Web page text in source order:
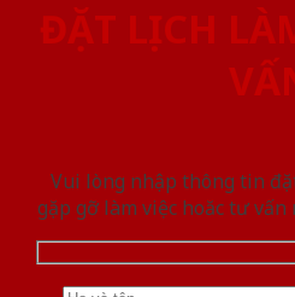
ĐẶT LỊCH
Vui lòng nhập thông tin
gặp gỡ làm việc hoăc tư